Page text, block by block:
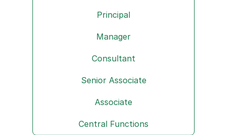
Principal
Manager
Consultant
Senior Associate
Associate
Central Functions